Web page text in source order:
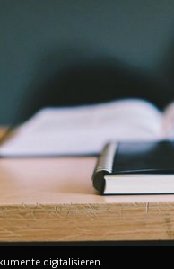
digitalisieren.